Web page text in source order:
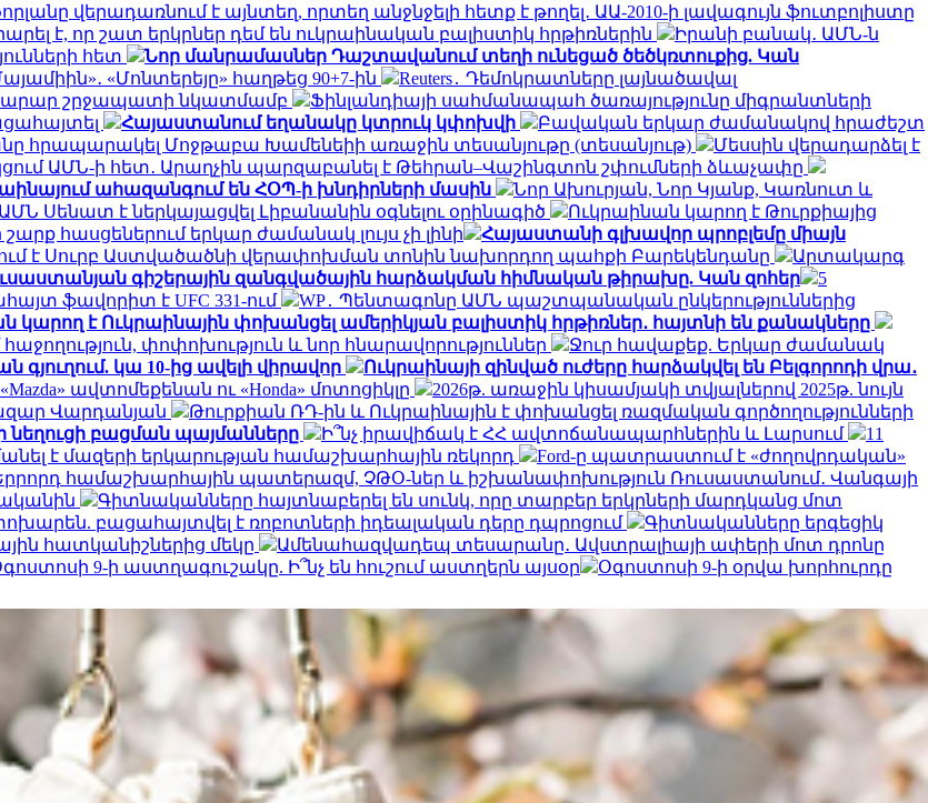
վերադառնում է այնտեղ, որտեղ անջնջելի հետք է թողել․ ԱԱ-2010-ի լավագույն ֆուտբոլիստը
է, որ շատ երկրներ դեմ են ուկրաինական բալիստիկ հրթիռներին
Իրանի բանակ․ ԱՄՆ-ն
հետ
Նոր մանրամասներ Դաշտավանում տեղի ունեցած ծեծկռտուքից. Կան
«Մոնտերեյը» հաղթեց 90+7-ին
Reuters․ Դեմոկրատները լայնածավալ
շրջապատի նկատմամբ
Ֆինլանդիայի սահմանապահ ծառայությունը միգրանտների
Հայաստանում եղանակը կտրուկ կփոխվի
Բավական երկար ժամանակով հրաժեշտ
հրապարակել Մոջթաբա Խամենեիի առաջին տեսանյութը (տեսանյութ)
Մեսսին վերադարձել է
ԱՄՆ-ի հետ․ Արաղչին պարզաբանել է Թեհրան–Վաշինգտոն շփումների ձևաչափը
ահազանգում են ՀՕՊ-ի խնդիրների մասին
Նոր Ախուրյան, Նոր Կյանք, Կառնուտ և
ԱՄՆ Սենատ է ներկայացվել Լիբանանին օգնելու օրինագիծ
Ուկրաինան կարող է Թուրքիայից
հասցեներում երկար ժամանակ լույս չի լինի
Հայաստանի գլխավոր պրոբլեմը միայն
է Սուրբ Աստվածածնի վերափոխման տոնին նախորդող պահքի Բարեկենդանը
Արտակարգ
գիշերային զանգվածային հարձակման հիմնական թիրախը. Կան զոհեր
5
ֆավորիտ է UFC 331-ում
WP․ Պենտագոնը ԱՄՆ պաշտպանական ընկերություններից
կարող է Ուկրաինային փոխանցել ամերիկյան բալիստիկ հրթիռներ․ հայտնի են քանակները
փոփոխություն և նոր հնարավորություններ
Ջուր հավաքեք. Երկար ժամանակ
կա 10-ից ավելի վիրավոր
Ուկրաինայի զինված ուժերը հարձակվել են Բելգորոդի վրա․
ավտոմեքենան ու «Honda» մոտոցիկլը
2026թ. առաջին կիսամյակի տվյալներով 2025թ. նույն
Վարդանյան
Թուրքիան ՌԴ-ին և Ուկրաինային է փոխանցել ռազմական գործողությունների
նեղուցի բացման պայմանները Ի՞նչ իրավիճակ է ՀՀ ավտոճանապարհներին և Լարսում
11
է մազերի երկարության համաշխարհային ռեկորդ
Ford-ը պատրաստում է «ժողովրդական»
համաշխարհային պատերազմ, ՉԹՕ-ներ և իշխանափոխություն Ռուսաստանում․ Վանգայի
Գիտնականները հայտնաբերել են սունկ, որը տարբեր երկրների մարդկանց մոտ
փոխարեն. բացահայտվել է ռոբոտների իդեալական դերը դպրոցում
Գիտնականները երգեցիկ
հատկանիշներից մեկը
Ամենահազվադեպ տեսարանը․ Ավստրալիայի ափերի մոտ դրոնը
9-ի աստղագուշակը. Ի՞նչ են հուշում աստղերն այսօր
Օգոստոսի 9-ի օրվա խորհուրդը